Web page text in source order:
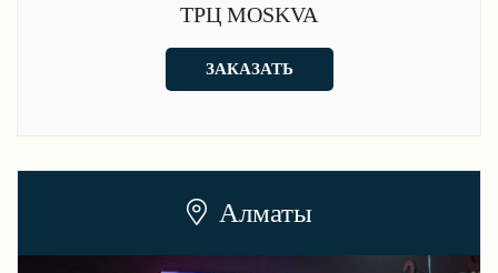
ТРЦ MOSKVA
ЗАКАЗАТЬ
Алматы